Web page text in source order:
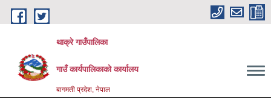
Skip to main content
थाक्रे गाउँपालिका
गाउँ कार्यपालिकाको कार्यालय
बागमती प्रदेश, नेपाल